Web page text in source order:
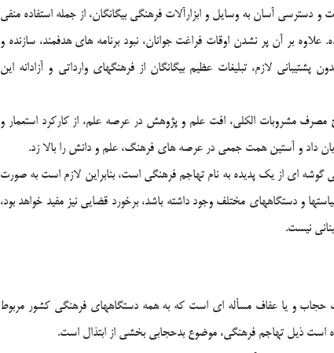
دسترسي آسان به وسايل و ابزارآلات فرهنگي بيگانگان، از جمله استفاده منفي
علاوه بر آن پر نشدن اوقات فراغت جوانان، نبود برنامه هاي هدفمند، سازنده و
پشتيباني لازم، تبليغات عظيم بيگانگان از فرهنگهاي وارداتي و آزادانه اين
مصرف مشروبات الكلي، افت علم و پژوهش در عرصه علم، از كاركرد استعمار و
داد و آستين همت جمعي در عرصه هاي فرهنگ، علم و دانش را بالا زد.
اي از يك پديده به نام تهاجم فرهنگي است، بنابراين لازم است به صورت
و دستگاههاي مختلف وجود داشته باشد، برخورد قضايي نيز مفيد خواهد بود،
نيست.
حجاب و يا عفاف مسأله اي است كه به همه دستگاههاي فرهنگي كشور مربوط
است ذيل تهاجم فرهنگي، موضوع بدحجابي بخشي از ابتذال است.